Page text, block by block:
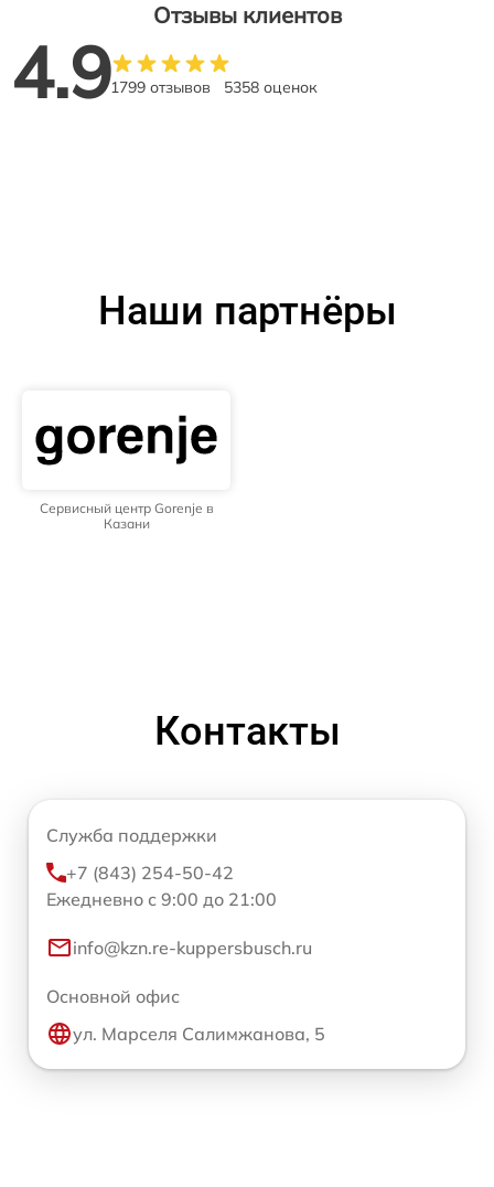
Отзывы клиентов
4.91799 отзывов 5358 оценок
Наши партнёры
Сервисный центр Gorenje в
Казани
Контакты
Служба поддержки
+7 (843) 254-50-42
Ежедневно с 9:00 до 21:00
info@kzn.re-kuppersbusch.ru
Основной офис
ул. Марселя Салимжанова, 5